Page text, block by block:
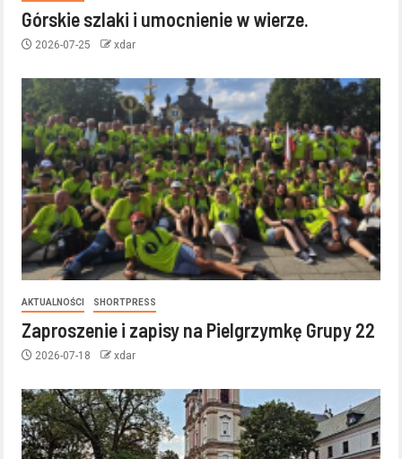
Górskie szlaki i umocnienie w wierze.
2026-07-25 xdar
AKTUALNOŚCI SHORTPRESS
Zaproszenie i zapisy na Pielgrzymkę Grupy 22
2026-07-18 xdar